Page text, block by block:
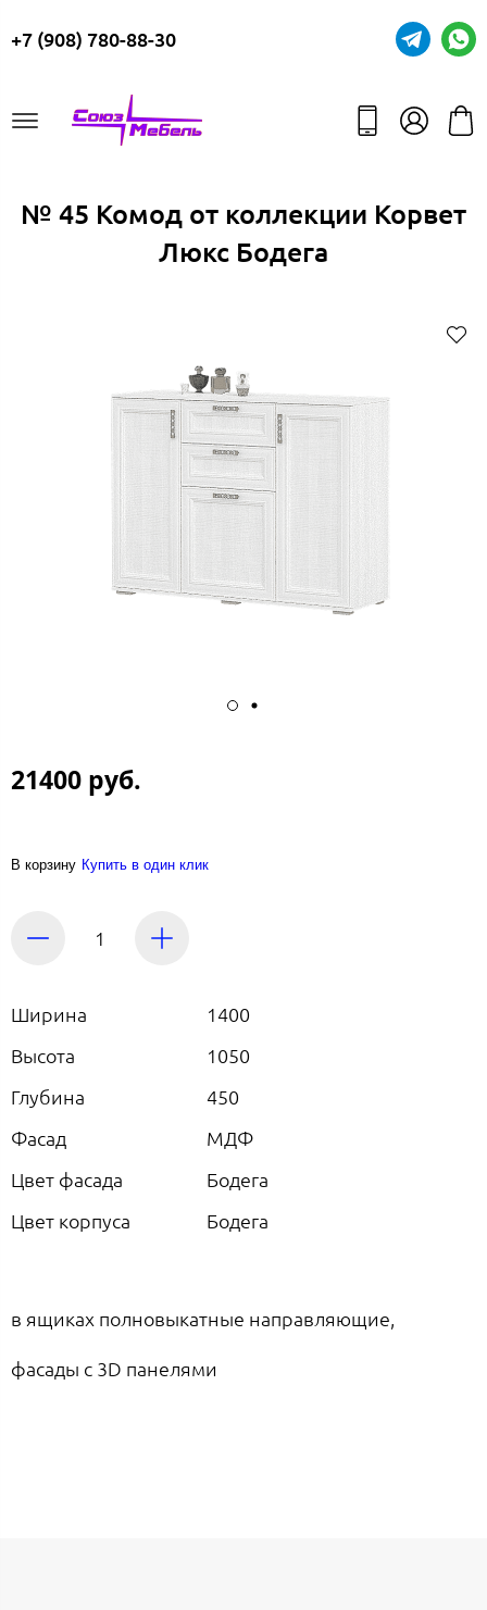
+7 (908) 780-88-30
№ 45 Комод от коллекции Корвет
Люкс Бодега
21400 руб.
В корзину Купить в один клик
Ширина
1400
Высота
1050
Глубина
450
Фасад
МДФ
Цвет фасада
Бодега
Цвет корпуса
Бодега
в ящиках полновыкатные направляющие,
фасады с 3D панелями